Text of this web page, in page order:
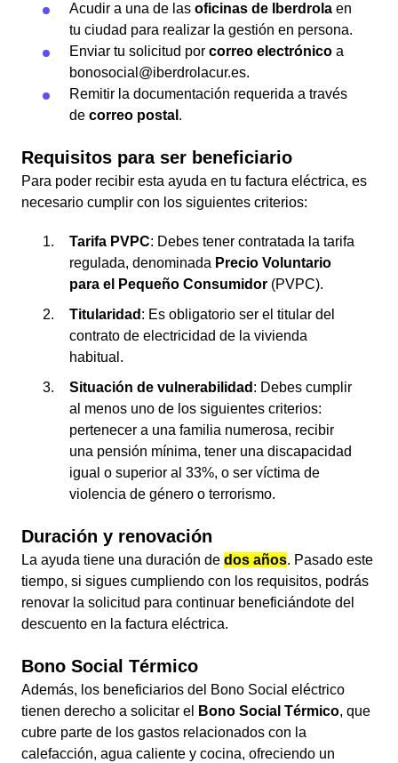
Acudir a una de las oficinas de Iberdrola en
tu ciudad para realizar la gestión en persona.
Enviar tu solicitud por correo electrónico a
bonosocial@iberdrolacur.es.
Remitir la documentación requerida a través
de correo postal .
Requisitos para ser beneficiario
Para poder recibir esta ayuda en tu factura eléctrica, es
necesario cumplir con los siguientes criterios:
Tarifa PVPC: Debes tener contratada la tarifa
regulada, denominada Precio Voluntario
para el Pequeño Consumidor (PVPC).
Titularidad : Es obligatorio ser el titular del
contrato de electricidad de la vivienda
habitual.
Situación de vulnerabilidad : Debes cumplir
al menos uno de los siguientes criterios:
pertenecer a una familia numerosa, recibir
una pensión mínima, tener una discapacidad
igual o superior al 33%, o ser víctima de
violencia de género o terrorismo.
Duración y renovación
La ayuda tiene una duración de dos años. Pasado este
tiempo, si sigues cumpliendo con los requisitos, podrás
renovar la solicitud para continuar beneficiándote del
descuento en la factura eléctrica.
Bono Social Térmico
Además, los beneficiarios del Bono Social eléctrico
tienen derecho a solicitar el
Bono Social Térmico, que
cubre parte de los gastos relacionados con la
calefacción, agua caliente y cocina, ofreciendo un